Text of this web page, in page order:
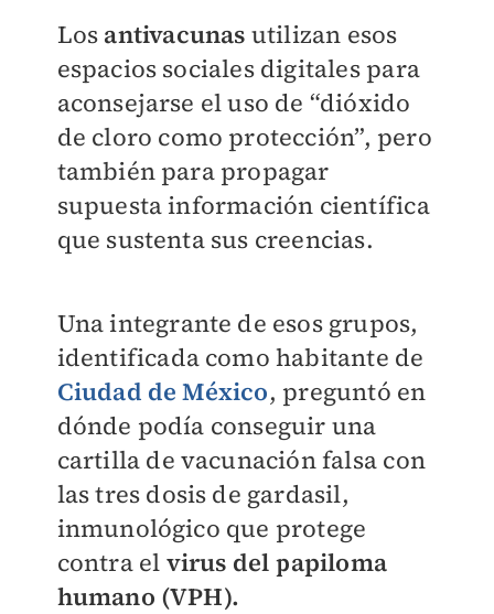
Los antivacunas utilizan esos
espacios sociales digitales para
aconsejarse el uso de “dióxido
de cloro como protección”, pero
también para propagar
supuesta información científica
que sustenta sus creencias.
Una integrante de esos grupos,
identificada como habitante de
Ciudad de México, preguntó en
dónde podía conseguir una
cartilla de vacunación falsa con
las tres dosis de gardasil,
inmunológico que protege
contra el virus del papiloma
humano (VPH).